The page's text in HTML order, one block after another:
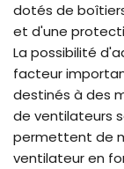
dotés de
et d'une
La possibilité
facteur
destinés à des
de ventilateurs
permettent de
ventilateur en